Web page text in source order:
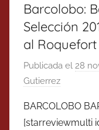
Barcolobo:
Selección
al
Publicada el 28
Gutierrez
BARCOLOBO
[starreviewmulti